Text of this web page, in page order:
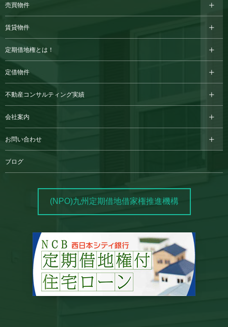
売買物件
賃貸物件
定期借地権とは！
定借物件
不動産コンサルティング実績
会社案内
お問い合わせ
ブログ
(NPO)九州定期借地借家権推進機構